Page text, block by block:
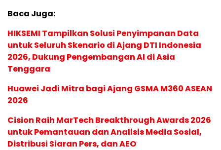
Baca Juga:
HIKSEMI Tampilkan Solusi Penyimpanan Data
untuk Seluruh Skenario di Ajang DTI Indonesia
2026, Dukung Pengembangan AI di Asia
Tenggara
Huawei Jadi Mitra bagi Ajang GSMA M360 ASEAN
2026
Cision Raih MarTech Breakthrough Awards 2026
untuk Pemantauan dan Analisis Media Sosial,
Distribusi Siaran Pers, dan AEO